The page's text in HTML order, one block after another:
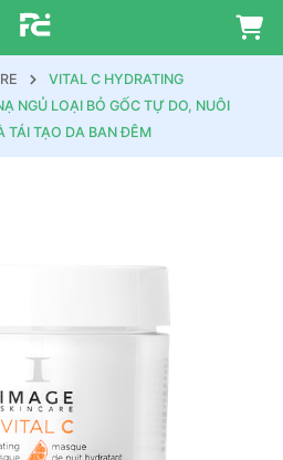
VITAL C HYDRATING
NGỦ LOẠI BỎ GỐC TỰ DO, NUÔI
TÁI TẠO DA BAN ĐÊM